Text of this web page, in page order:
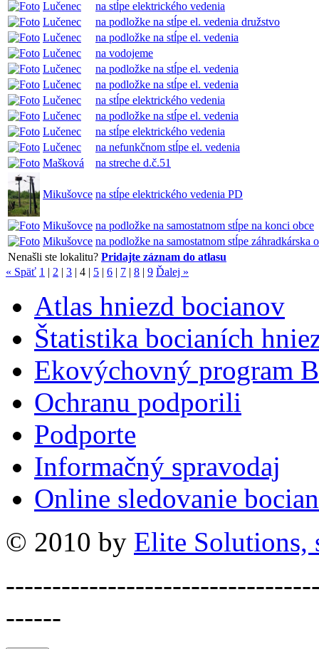
Lučenec
na stĺpe elektrického vedenia
Lučenec
na podložke na stĺpe el. vedenia družstvo
Lučenec
na podložke na stĺpe el. vedenia
Lučenec
na vodojeme
Lučenec
na podložke na stĺpe el. vedenia
Lučenec
na podložke na stĺpe el. vedenia
Lučenec
na stĺpe elektrického vedenia
Lučenec
na podložke na stĺpe el. vedenia
Lučenec
na stĺpe elektrického vedenia
Lučenec
na nefunkčnom stĺpe el. vedenia
Mašková
na streche d.č.51
Mikušovce na stĺpe elektrického vedenia PD
Mikušovce na podložke na samostatnom stĺpe na konci obce
Mikušovce na podložke na samostatnom stĺpe záhradkárska
Nenašli ste lokalitu? Pridajte záznam do atlasu
« Späť 1 | 2 | 3 | 4 | 5 | 6 | 7 | 8 | 9 Ďalej »
Atlas hniezd bocianov
Štatistika bocianích
Ekovýchovný program
Ochranu podporili
Podporte
Informačný spravodaj
Online sledovanie
© 2010 by Elite Solutions,
------